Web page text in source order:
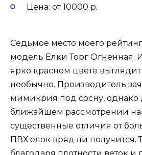
Цена: от 10000 р.
Седьмое место моего
модель Елки Торг Огненная.
ярко красном цвете
необычно. Производитель
мимикрия под сосну, однако
ближайшем рассмотрении
существенные отличия от
ПВХ елок вряд ли получится.
благодаря плотности веток и